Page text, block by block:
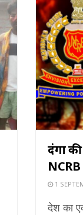
दंगों
1
देश का